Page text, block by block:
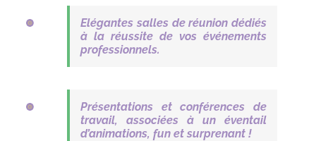
Elégantes salles de réunion dédiés
à la réussite de vos événements
professionnels.
Présentations et conférences de
travail, associées à un éventail
d’animations, fun et surprenant !